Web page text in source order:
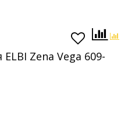
Zena Vega 609-